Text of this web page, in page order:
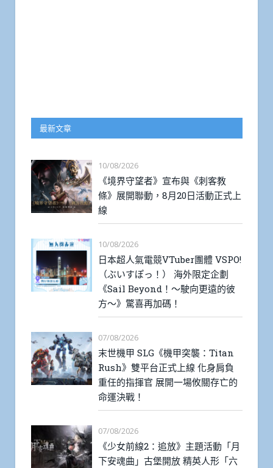
最新文章
10/08/2026
《境界守望者》宣布與《刺客教
條》展開聯動，8月20日活動正式上
線
10/08/2026
日本超人氣電競VTuber團體 VSPO!
（ぶいすぽっ！） 海外限定企劃
《Sail Beyond！～駛向更遠的彼
方～》驚喜再加碼！
07/08/2026
末世機甲 SLG《機甲突襲：Titan
Rush》雙平台正式上線 化身肩負
重任的指揮官 展開一場攸關存亡的
命運決戰！
07/08/2026
《少女前線2：追放》主題活動「月
下安魂曲」古堡開放 精英人形「六